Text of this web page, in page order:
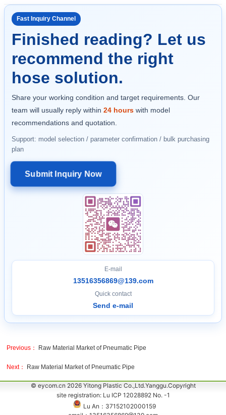
Fast Inquiry Channel
Finished reading? Let us
recommend the right
hose solution.
Share your working condition and target requirements. Our
team will usually reply within 24 hours with model
recommendations and quotation.
Support: model selection / parameter confirmation / bulk purchasing
plan
Submit Inquiry Now
E-mail
13516356869@139.com
Quick contact
Send e-mail
Previous： Raw Material Market of Pneumatic Pipe
Next： Raw Material Market of Pneumatic Pipe
© eycom.cn 2026 Yitong Plastic Co.,Ltd.Yanggu.Copyright
site registration: Lu ICP 12028892 No. -1
Lu An：37152102000159